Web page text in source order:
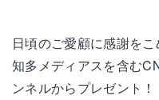
日頃のご愛顧に感謝をこ
知多メディアスを含む
ンネルからプレゼント！